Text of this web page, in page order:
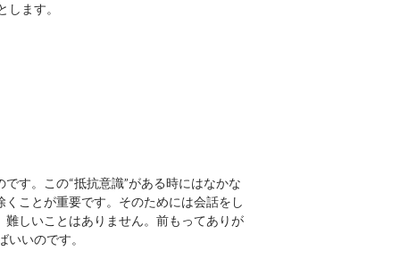
ます。
す。この“抵抗意識”がある時にはなかな
ことが重要です。そのためには会話をし
難しいことはありません。前もってありが
いのです。